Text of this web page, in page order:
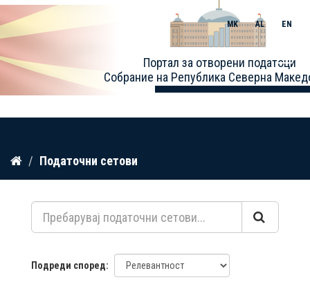
Прескокнете
содржина
Портал за отворени податоци
Собрание на Република Северна
MK AL EN
Toggle
Податочни сетови
Подреди според